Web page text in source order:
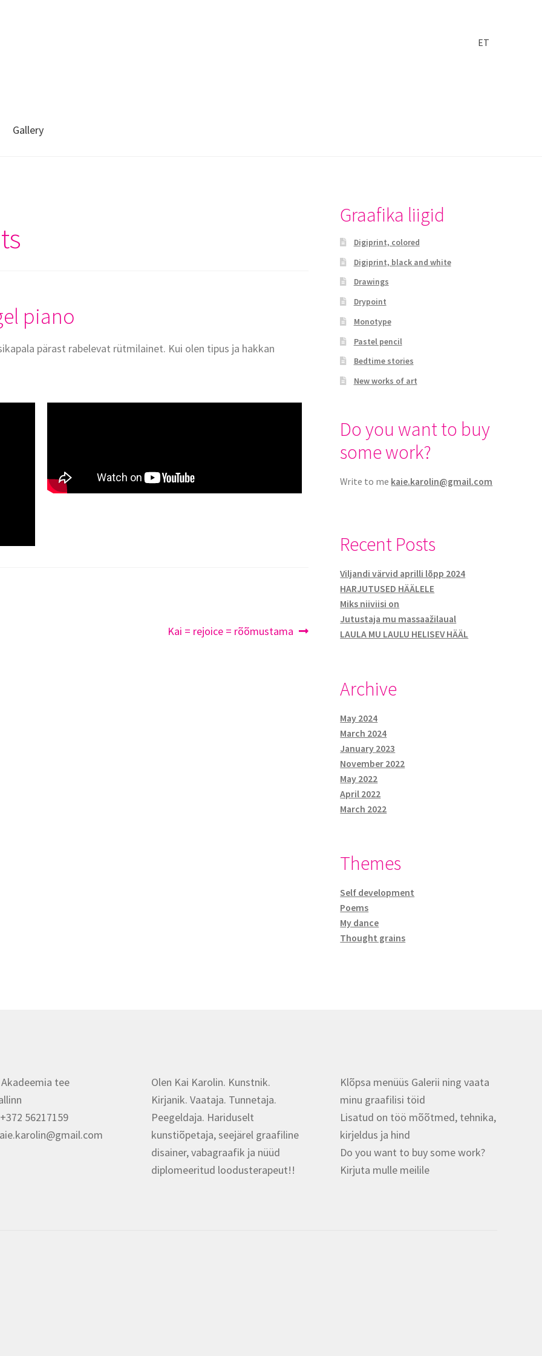
ET
Gallery
piano
pärast rabelevat rütmilainet. Kui olen tipus ja hakkan
Kai = rejoice = rõõmustama
Graafika liigid
Digiprint, colored
Digiprint, black and white
Drawings
Drypoint
Monotype
Pastel pencil
Bedtime stories
New works of art
Do you want to buy
some work?
Write to me kaie.karolin@gmail.com
Recent Posts
Viljandi värvid aprilli lõpp 2024
HARJUTUSED HÄÄLELE
Miks niiviisi on
Jutustaja mu massaažilaual
LAULA MU LAULU HELISEV HÄÄL
Archive
May 2024
March 2024
January 2023
November 2022
May 2022
April 2022
March 2022
Themes
Self development
Poems
My dance
Thought grains
tee
56217159
Olen Kai Karolin. Kunstnik.
Kirjanik. Vaataja. Tunnetaja.
Peegeldaja. Hariduselt
kunstiõpetaja, seejärel graafiline
disainer, vabagraafik ja nüüd
diplomeeritud loodusterapeut!!
Klõpsa menüüs Galerii ning vaata
minu graafilisi töid
Lisatud on töö mõõtmed, tehnika,
kirjeldus ja hind
Do you want to buy some work?
Kirjuta mulle meilile